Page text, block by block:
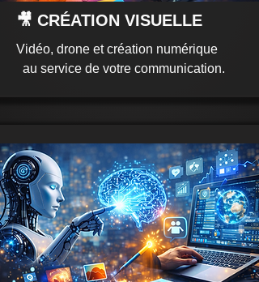
🎥 CRÉATION VISUELLE
Vidéo, drone et création numérique
au service de votre communication.